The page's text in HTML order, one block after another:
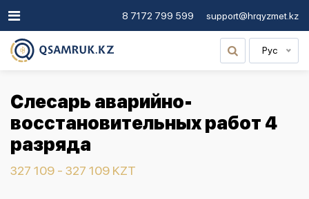
8 7172 799 599 support@hrqyzmet.kz
Рус
Слесарь аварийно-
восстановительных работ 4
разряда
327 109 - 327 109 KZT